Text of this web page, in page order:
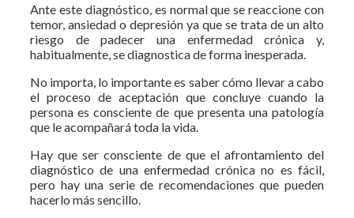
Ante este diagnóstico, es normal que se reaccione con
temor, ansiedad o depresión ya que se trata de un alto
riesgo de padecer una enfermedad crónica y,
habitualmente, se diagnostica de forma inesperada.
No importa, lo importante es saber cómo llevar a cabo
el proceso de aceptación que concluye cuando la
persona es consciente de que presenta una patología
que le acompañará toda la vida.
Hay que ser consciente de que el afrontamiento del
diagnóstico de una enfermedad crónica no es fácil,
pero hay una serie de recomendaciones que pueden
hacerlo más sencillo.